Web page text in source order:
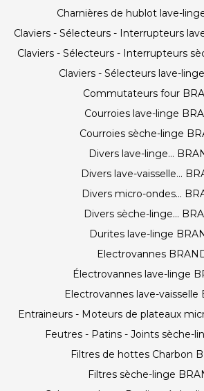
Charnières de hublot lave-
Claviers - Sélecteurs - Interrupteurs
Claviers - Sélecteurs - Interrupteurs
Claviers - Sélecteurs lave-
Commutateurs four
Courroies lave-linge
Courroies sèche-linge
Divers lave-linge...
Divers lave-vaisselle...
Divers micro-ondes...
Divers sèche-linge...
Durites lave-linge
Electrovannes
Électrovannes lave-linge
Electrovannes lave-vaisselle
Entraineurs - Moteurs de plateaux
Feutres - Patins - Joints sèche-
Filtres de hottes Charbon
Filtres sèche-linge